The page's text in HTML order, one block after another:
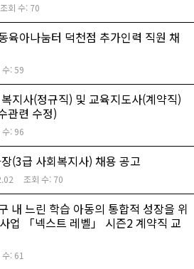
조회 수: 70
육아나눔터 덕천점 추가인력 직원 채
수:59
지사(정규직) 및 교육지도사(계약직)
관련 수정)
수: 96
(3급 사회복지사) 채용 공고
조회 수: 70
내 느린 학습 아동의 통합적 성장을 위
업 「넥스트 레벨」 시즌2 계약직 교
수: 61